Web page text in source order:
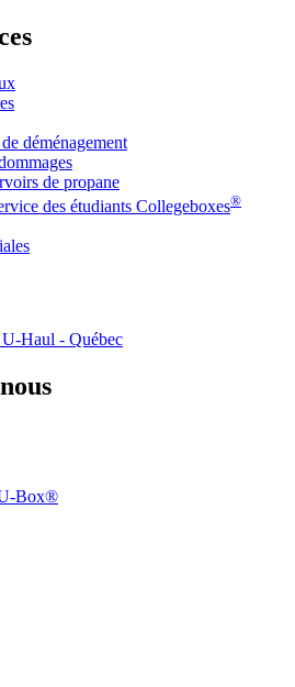
déménagement
de propane
des étudiants Collegeboxes®
U-Haul - Québec
U-Box®